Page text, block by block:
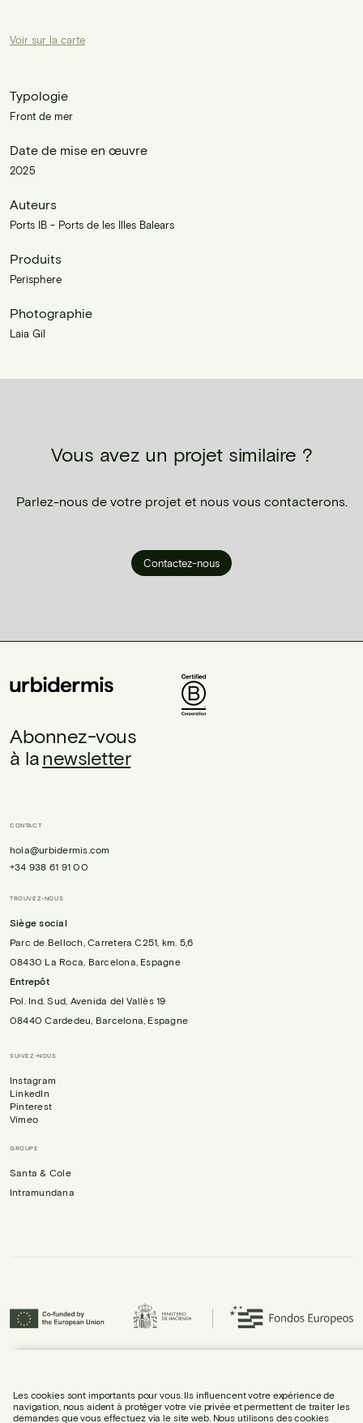
Voir sur la carte
Typologie
Front de mer
Date de mise en œuvre
2025
Auteurs
Ports IB - Ports de les Illes Balears
Produits
Perisphere
Photographie
Laia Gil
Vous avez un projet similaire ?
Parlez-nous de votre projet et nous vous contacterons.
Contactez-nous
Abonnez-vous
à lanewsletter
CONTACT
hola@urbidermis.com
+34 938 61 91 00
TROUVEZ-NOUS
Siège social
Parc de Belloch, Carretera C251, km. 5,6
08430 La Roca, Barcelona, Espagne
Entrepôt
Pol. Ind. Sud, Avenida del Vallès 19
08440 Cardedeu, Barcelona, Espagne
SUIVEZ-NOUS
Instagram
LinkedIn
Pinterest
Vimeo
GROUPE
Santa & Cole
Intramundana
régional (FEDER), contribuant à la croissance économique de l’entreprise et
à son internationalisation.
Les cookies sont importants pour vous. Ils influencent votre expérience de
navigation, nous aident à protéger votre vie privée et permettent de traiter les
demandes que vous effectuez via le site web. Nous utilisons des cookies